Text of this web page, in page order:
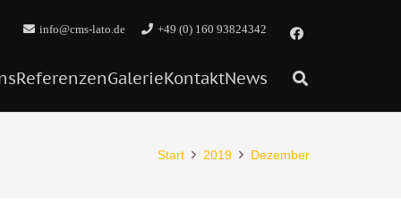
info@cms-lato.de +49 (0) 160 93824342
ReferenzenGalerieKontaktNews
Start 2019 Dezember